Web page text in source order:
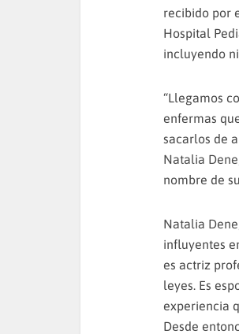
recibido por
Hospital
incluyendo
“Llegamos
enfermas
sacarlos de
Natalia
nombre de
Natalia
influyentes
es actriz
leyes. Es
experiencia
Desde